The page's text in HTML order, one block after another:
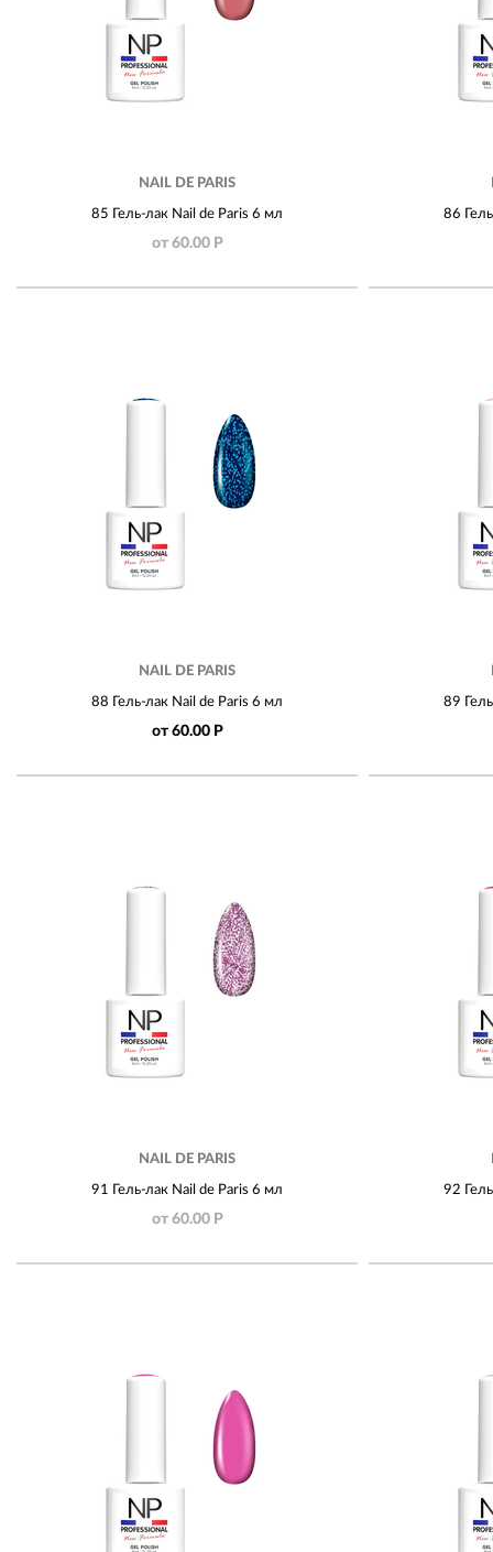
NAIL DE PARIS
85 Гель-лак Nail de Paris 6 мл
от 60.00 Р
86
NAIL DE PARIS
88 Гель-лак Nail de Paris 6 мл
от 60.00 Р
89
NAIL DE PARIS
91 Гель-лак Nail de Paris 6 мл
от 60.00 Р
92